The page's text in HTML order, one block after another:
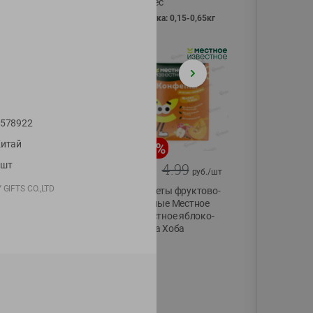
фасовка: 0,15-0,65кг
-13
Яйца перепелиные
%
4.99 руб./шт
Конфеты фруктово-
ягодные Местное
известное яблоко-
тыква Хоба
CO.,LTD